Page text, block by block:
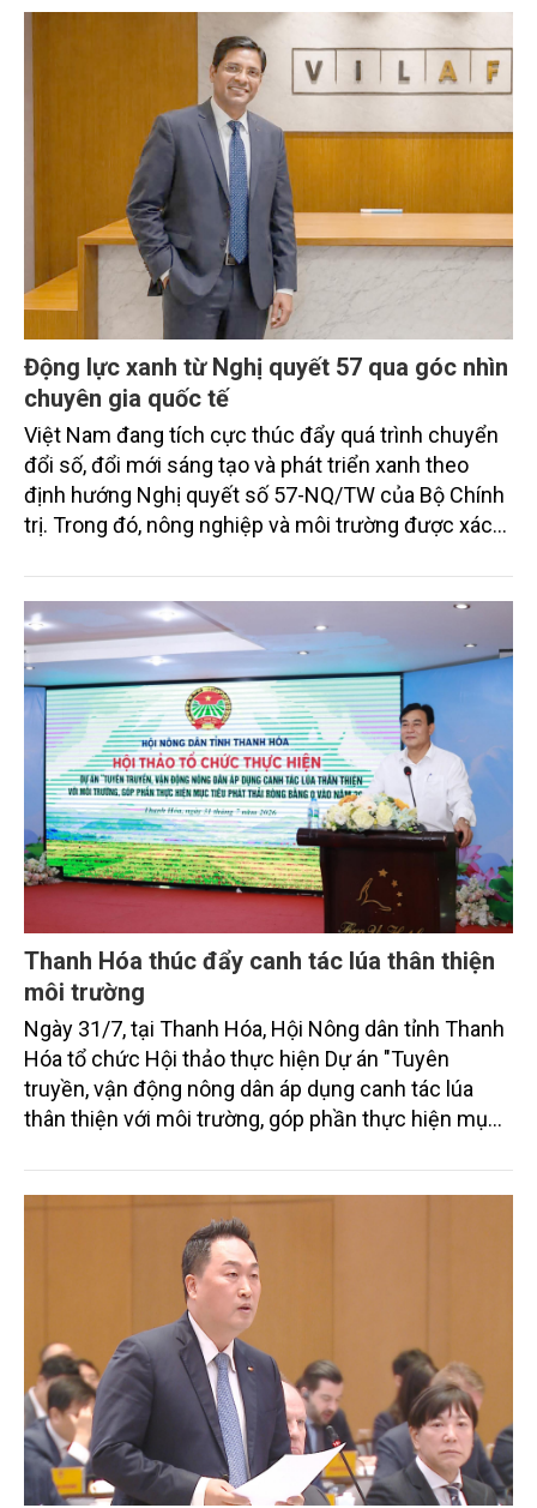
Động lực xanh từ Nghị quyết 57 qua góc nhìn
chuyên gia quốc tế
Việt Nam đang tích cực thúc đẩy quá trình chuyển
đổi số, đổi mới sáng tạo và phát triển xanh theo
định hướng Nghị quyết số 57-NQ/TW của Bộ Chính
trị. Trong đó, nông nghiệp và môi trường được xác
sắc bởi các tiến bộ công nghệ và cam kết bền vững
toàn cầu, đặc biệt là mục tiêu đưa phát thải ròng
bằng 0 (Net-Zero) vào năm 2050.
Thanh Hóa thúc đẩy canh tác lúa thân thiện
môi trường
Ngày 31/7, tại Thanh Hóa, Hội Nông dân tỉnh Thanh
Hóa tổ chức Hội thảo thực hiện Dự án "Tuyên
truyền, vận động nông dân áp dụng canh tác lúa
thân thiện với môi trường, góp phần thực hiện mục
trình thu hút sự tham gia của đông đảo đại biểu đến
từ các cơ quan quản lý nhà nước, đơn vị nghiên cứu,
doanh nghiệp, hợp tác xã và nông dân đang trực
tiếp triển khai mô hình sản xuất lúa phát thải thấp.